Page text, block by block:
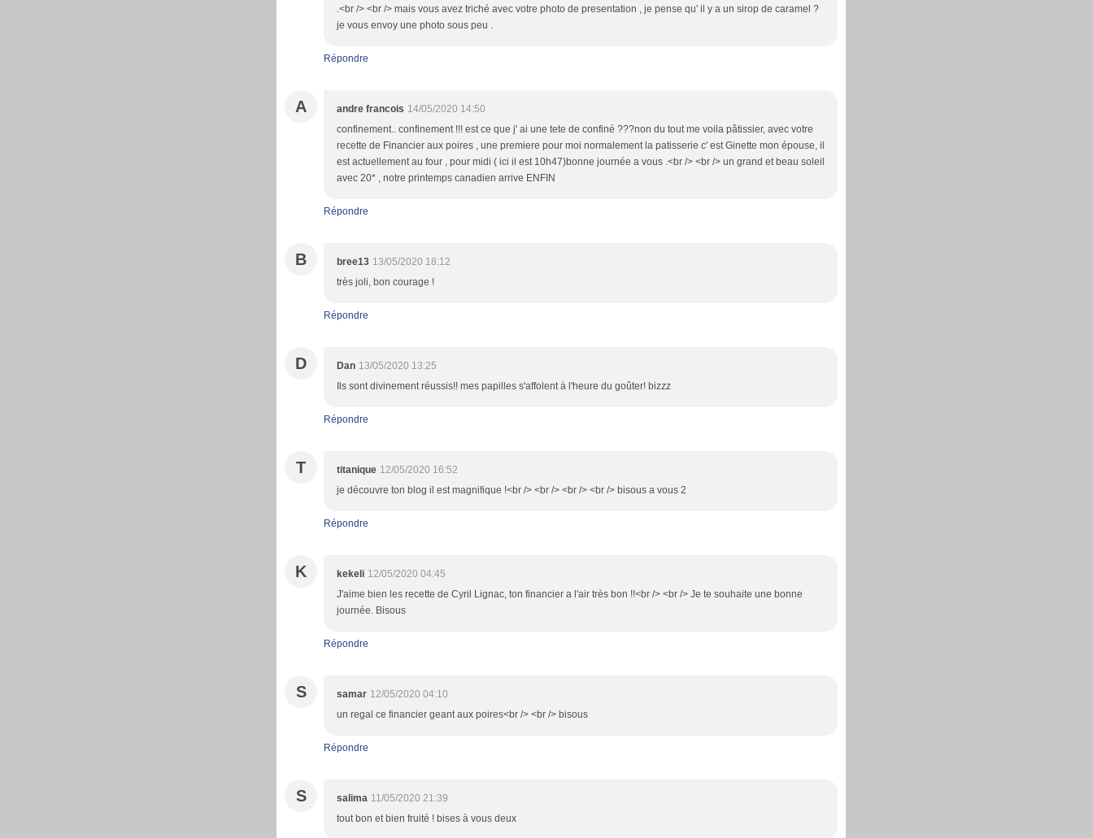
.<br /> <br /> mais vous avez triché avec votre photo de presentation , je pense qu' il y a un sirop de caramel ?
je vous envoy une photo sous peu .
Répondre
A andre francois 14/05/2020 14:50
confinement.. confinement !!! est ce que j' ai une tete de confiné ???non du tout me voila pâtissier, avec votre
recette de Financier aux poires , une premiere pour moi normalement la patisserie c' est Ginette mon épouse, il
est actuellement au four , pour midi ( ici il est 10h47)bonne journée a vous .<br /> <br /> un grand et beau soleil
avec 20* , notre printemps canadien arrive ENFIN
Répondre
B bree13 13/05/2020 18:12
très joli, bon courage !
Répondre
D Dan 13/05/2020 13:25
Ils sont divinement réussis!! mes papilles s'affolent à l'heure du goûter! bizzz
Répondre
T titanique 12/05/2020 16:52
je découvre ton blog il est magnifique !<br /> <br /> <br /> <br /> bisous a vous 2
Répondre
K kekeli 12/05/2020 04:45
J'aime bien les recette de Cyril Lignac, ton financier a l'air très bon !!<br /> <br /> Je te souhaite une bonne
journée. Bisous
Répondre
S samar 12/05/2020 04:10
un regal ce financier geant aux poires<br /> <br /> bisous
Répondre
S salima 11/05/2020 21:39
tout bon et bien fruité ! bises à vous deux